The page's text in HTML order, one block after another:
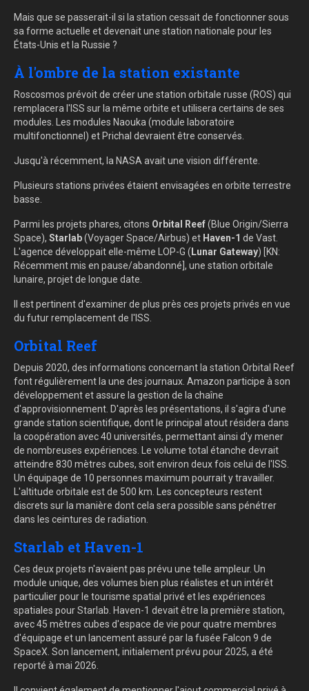
Mais que se passerait-il si la station cessait de fonctionner sous
sa forme actuelle et devenait une station nationale pour les
États-Unis et la Russie ?
À l'ombre de la station existante
Roscosmos prévoit de créer une station orbitale russe (ROS) qui
remplacera l'ISS sur la même orbite et utilisera certains de ses
modules. Les modules Naouka (module laboratoire
multifonctionnel) et Prichal devraient être conservés.
Jusqu'à récemment, la NASA avait une vision différente.
Plusieurs stations privées étaient envisagées en orbite terrestre
basse.
Parmi les projets phares, citons Orbital Reef(Blue Origin/Sierra
Space), Starlab(Voyager Space/Airbus) et Haven-1 de Vast.
L'agence développait elle-même LOP-G ( Lunar Gateway) [KN:
Récemment mis en pause/abandonné], une station orbitale
lunaire, projet de longue date.
Il est pertinent d'examiner de plus près ces projets privés en vue
du futur remplacement de l'ISS.
Orbital Reef
Depuis 2020, des informations concernant la station Orbital Reef
font régulièrement la une des journaux. Amazon participe à son
développement et assure la gestion de la chaîne
d'approvisionnement. D'après les présentations, il s'agira d'une
grande station scientifique, dont le principal atout résidera dans
la coopération avec 40 universités, permettant ainsi d'y mener
de nombreuses expériences. Le volume total étanche devrait
atteindre 830 mètres cubes, soit environ deux fois celui de l'ISS.
Un équipage de 10 personnes maximum pourrait y travailler.
L'altitude orbitale est de 500 km. Les concepteurs restent
discrets sur la manière dont cela sera possible sans pénétrer
dans les ceintures de radiation.
Starlab et Haven-1
Ces deux projets n'avaient pas prévu une telle ampleur. Un
module unique, des volumes bien plus réalistes et un intérêt
particulier pour le tourisme spatial privé et les expériences
spatiales pour Starlab. Haven-1 devait être la première station,
avec 45 mètres cubes d'espace de vie pour quatre membres
d'équipage et un lancement assuré par la fusée Falcon 9 de
SpaceX. Son lancement, initialement prévu pour 2025, a été
reporté à mai 2026.